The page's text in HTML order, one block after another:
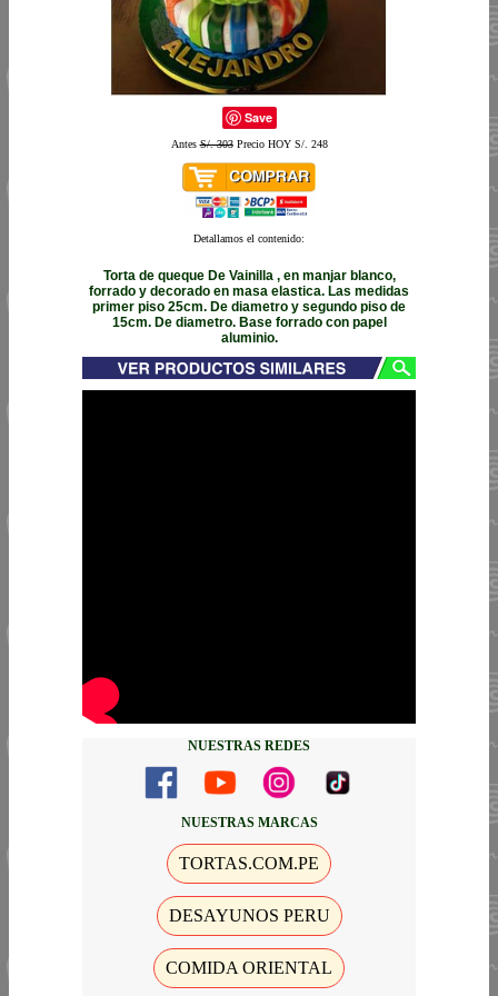
Save
AntesS/. 303Precio HOY S/. 248
Detallamos el contenido:
Torta de queque De Vainilla , en manjar blanco,
forrado y decorado en masa elastica. Las medidas
primer piso 25cm. De diametro y segundo piso de
15cm. De diametro. Base forrado con papel
aluminio.
NUESTRAS REDES
NUESTRAS MARCAS
TORTAS.COM.PE
DESAYUNOS PERU
COMIDA ORIENTAL